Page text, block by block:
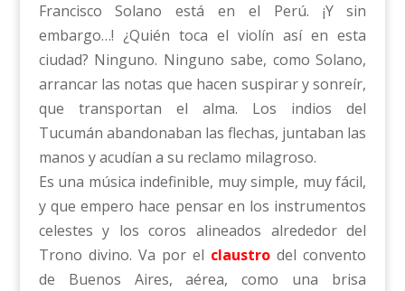
Francisco Solano está en el Perú. ¡Y sin
embargo…! ¿Quién toca el violín así en esta
ciudad? Ninguno. Ninguno sabe, como Solano,
arrancar las notas que hacen suspirar y sonreír,
que transportan el alma. Los indios del
Tucumán abandonaban las flechas, juntaban las
manos y acudían a su reclamo milagroso.
Es una música indefinible, muy simple, muy fácil,
y que empero hace pensar en los instrumentos
celestes y los coros alineados alrededor del
Trono divino. Va por el claustro del convento
de Buenos Aires, aérea, como una brisa